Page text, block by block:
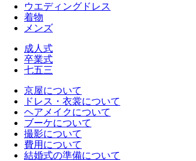
ウエディングドレス
着物
メンズ
成人式
卒業式
七五三
京屋について
ドレス・衣裳について
ヘアメイクについて
ブーケについて
撮影について
費用について
結婚式の準備について